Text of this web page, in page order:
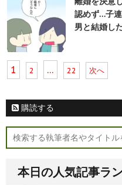
認めず…子
男と結婚し
1 2 … 22 次へ
購読する
本日の人気記事ラ